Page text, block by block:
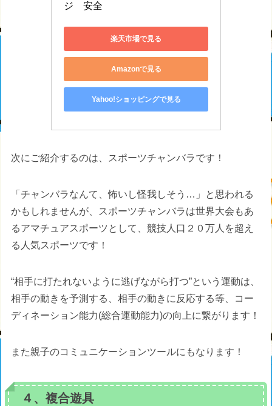
ジ　安全
楽天市場で見る
Amazonで見る
Yahoo!ショッピングで見る
次にご紹介するのは、スポーツチャンバラです！
「チャンバラなんて、怖いし怪我しそう…」と思われる
かもしれませんが、スポーツチャンバラは世界大会もあ
るアマチュアスポーツとして、競技人口２０万人を超え
る人気スポーツです！
“相手に打たれないように逃げながら打つ”という運動は、
相手の動きを予測する、相手の動きに反応する等、コー
ディネーション能力(総合運動能力)の向上に繋がります！
また親子のコミュニケーションツールにもなります！
４、複合遊具